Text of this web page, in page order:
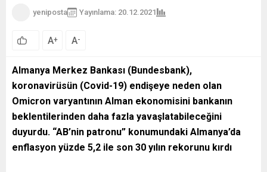
yeniposta Yayınlama: 20.12.2021
A+ A-
Almanya Merkez Bankası (Bundesbank),
koronavirüsün (Covid-19) endişeye neden olan
Omicron varyantının Alman ekonomisini bankanın
beklentilerinden daha fazla yavaşlatabileceğini
duyurdu. “AB’nin patronu” konumundaki Almanya’da
enflasyon yüzde 5,2 ile son 30 yılın rekorunu kırdı